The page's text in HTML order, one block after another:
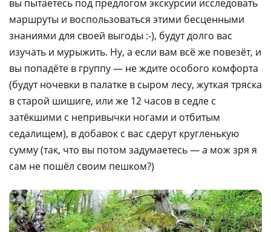
вы пытаетесь под предлогом экскурсии исследовать
маршруты и воспользоваться этими бесценными
знаниями для своей выгоды :-), будут долго вас
изучать и мурыжить. Ну, а если вам всё же повезёт, и
вы попадёте в группу — не ждите особого комфорта
(будут ночевки в палатке в сыром лесу, жуткая тряска
в старой шишиге, или же 12 часов в седле с
затёкшими с непривычки ногами и отбитым
седалищем), в добавок с вас сдерут кругленькую
сумму (так, что вы потом задумаетесь — а мож зря я
сам не пошёл своим пешком?)